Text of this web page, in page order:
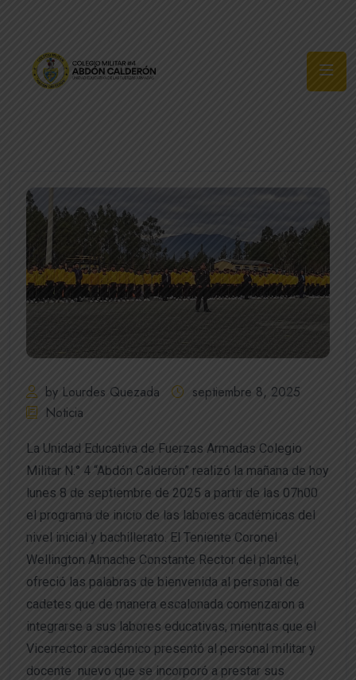
by Lourdes Quezada
septiembre 8, 2025
Noticia
La Unidad Educativa de Fuerzas Armadas Colegio
Militar N.° 4 “Abdón Calderón” realizó la mañana de hoy
lunes 8 de septiembre de 2025 a partir de las 07h00
el programa de inicio de las labores académicas del
nivel inicial y bachillerato. El Teniente Coronel
Wellington Almache Constante Rector del plantel,
ofreció las palabras de bienvenida al personal de
cadetes que de manera escalonada comenzaron a
integrarse a sus labores educativas, mientras que el
Vicerrector académico presentó al personal militar y
docente nuevo que se incorporó a prestar sus